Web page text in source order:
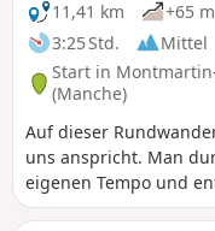
Bauernhöfe) vorbei.
11,41 km
+65 m
3:25 Std.
Mittel
Start in
(Manche)
Auf dieser
uns anspricht. Man
eigenen Tempo und
entlang des Weges